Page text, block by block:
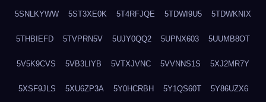
5SNLKYWW 5ST3XE0K 5T4RFJQE 5TDWI9U5 5TDWKNIX
5THBIEFD 5TVPRN5V 5UJY0QQ2 5UPNX603 5UUMB8OT
5V5K9CVS 5VB3LIYB 5VTXJVNC 5VVNNS1S 5XJ2MR7Y
5XSF9JLS 5XU6ZP3A 5Y0HCRBH 5Y1QS60T 5Y86UZX6